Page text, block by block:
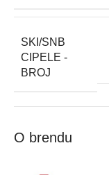
SKI/SNB
CIPELE -
BROJ
O brendu